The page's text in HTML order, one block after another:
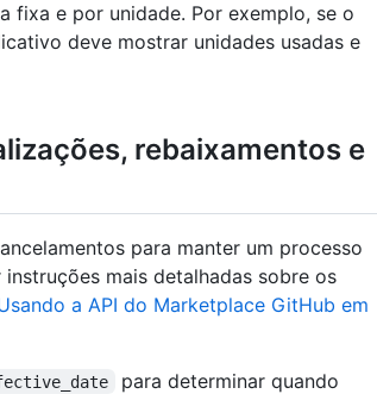
fixa e por unidade. Por exemplo, se o
deve mostrar unidades usadas e
rebaixamentos e
para manter um processo
mais detalhadas sobre os
a API do Marketplace GitHub em
para determinar quando